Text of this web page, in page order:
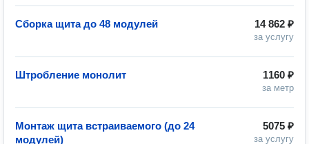
14 862 ₽
за услугу
Сборка щита до 48 модулей
1160 ₽
за метр
Штробление монолит
5075 ₽
за услугу
Монтаж щита встраиваемого (до 24
модулей)